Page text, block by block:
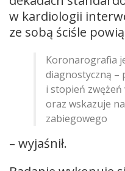
w kardiologii
ze sobą ściśle
Koronarografia
diagnostyczną –
i stopień zwężeń
oraz wskazuje
zabiegowego
– wyjaśnił.